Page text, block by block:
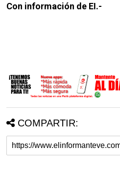
Con información de EI.-
COMPARTIR: